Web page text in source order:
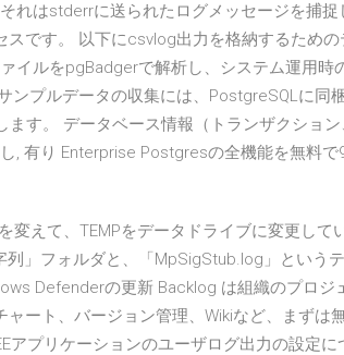
れはstderrに送られたログメッセージを捕
スです。 以下にcsvlog出力を格納するための
イルをpgBadgerで解析し、システム運用時
ンプルデータの収集には、PostgreSQLに同
ます。 データベース情報（トランザクショ
, 有り Enterprise Postgresの全機能を無料
変えて、TEMPをデータドライブに変更して
列」フォルダと、「MpSigStub.log」という
Defenderの更新 Backlog は組織のプロジ
ャート、バージョン管理、Wikiなど、まずは
アプリケーションのユーザログ出力の設定